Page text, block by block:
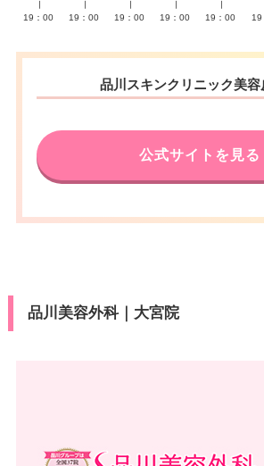
19：00
19：00
19：00
19：00
19：00
19
品川スキンクリニック美容
公式サイトを見る
品川美容外科｜大宮院